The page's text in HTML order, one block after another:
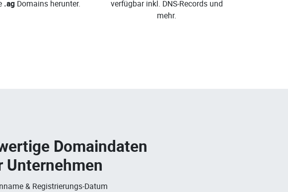
.agDomains herunter.
verfügbar inkl. DNS-Records und
mehr.
Domaindaten
Unternehmen
& Registrierungs-Datum